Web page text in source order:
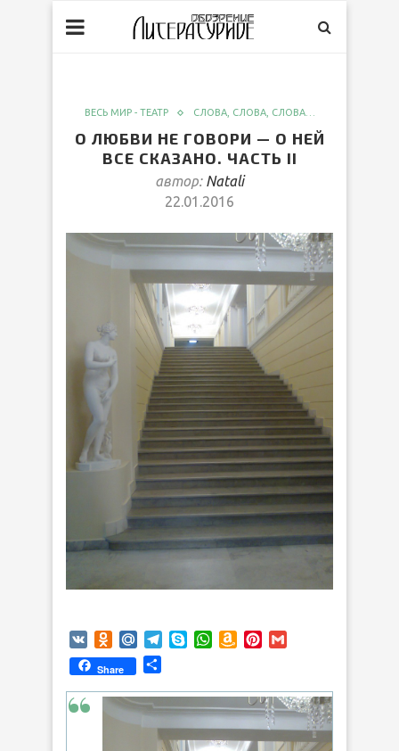
ВЕСЬ МИР - ТЕАТР СЛОВА, СЛОВА, СЛОВА…
О ЛЮБВИ НЕ ГОВОРИ — О НЕЙ
ВСЕ СКАЗАНО. ЧАСТЬ II
автор: Natali
22.01.2016
VK Odnoklassniki
Mail.RuTelegram
SkypeWhatsApp
AmazonPinterest
Share